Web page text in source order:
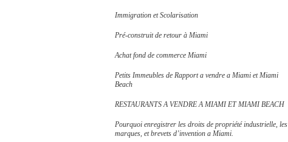
Immigration et Scolarisation
Pré-construit de retour à Miami
Achat fond de commerce Miami
Petits Immeubles de Rapport a vendre a Miami et Miami
Beach
RESTAURANTS A VENDRE A MIAMI ET MIAMI BEACH
Pourquoi enregistrer les droits de propriété industrielle, les
marques, et brevets d’invention a Miami.